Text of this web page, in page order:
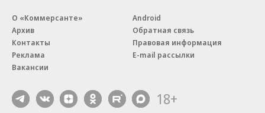
О «Коммерсанте»
Архив
Контакты
Реклама
Вакансии
Android
Обратная связь
Правовая информация
E-mail рассылки
18+